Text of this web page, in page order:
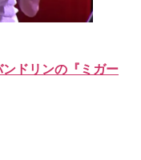
ドリンの『ミガー